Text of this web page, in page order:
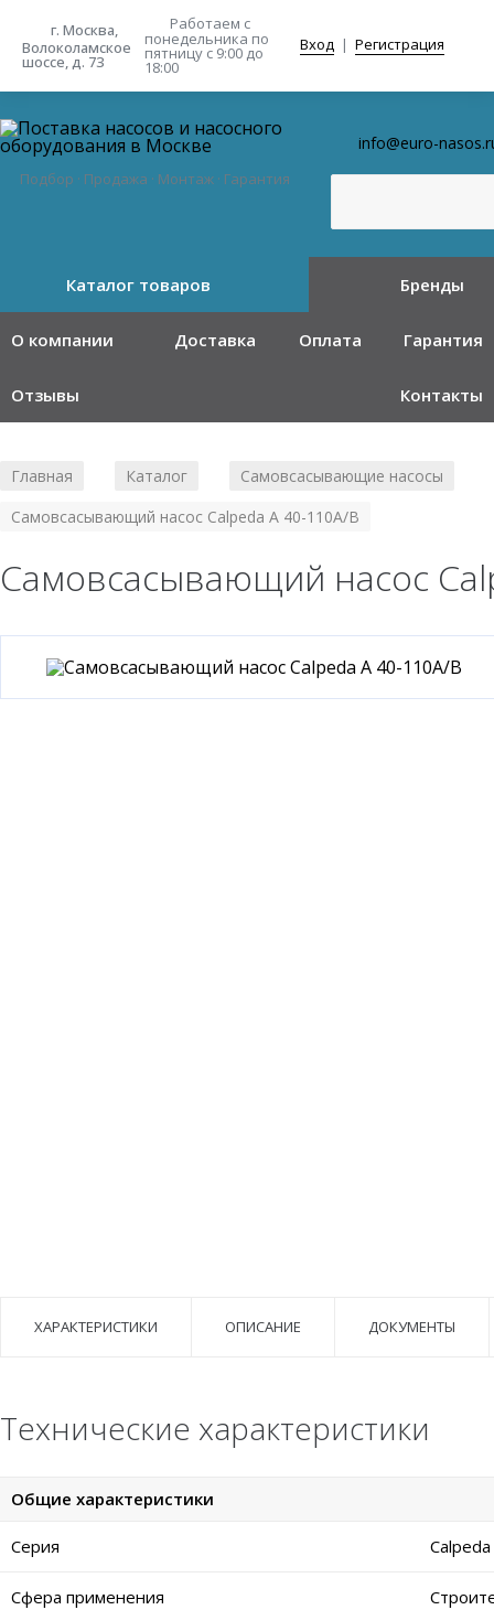
г. Москва,
Волоколамское
шоссе, д. 73
Работаем с
понедельника по
пятницу с 9:00 до
18:00
Вход | Регистрация
Подбор · Продажа · Монтаж · Гарантия
info@euro-
Каталог товаров Бренды
О компании Доставка Оплата Гарантия
Отзывы Контакты
Главная Каталог Самовсасывающие насосы
Самовсасывающий насос Calpeda A 40-110A/B
Самовсасывающий насос
ХАРАКТЕРИСТИКИ ОПИСАНИЕ ДОКУМЕНТЫ
Технические характеристики
Общие характеристики
Серия Calpeda
Сфера применения